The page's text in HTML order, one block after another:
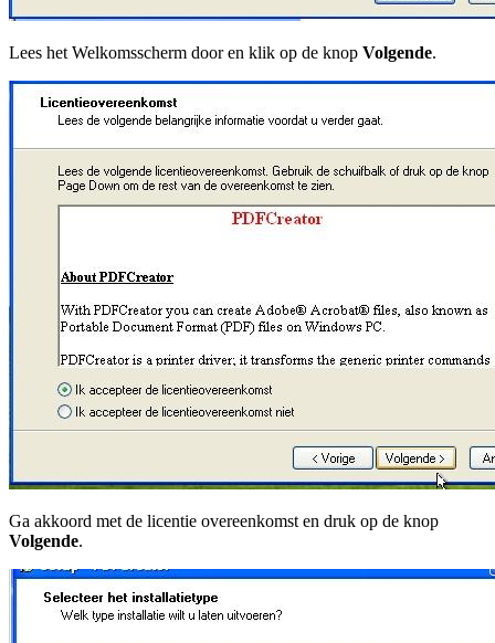
Lees het Welkomsscherm door en klik op de knop Volgende.
Ga akkoord met de licentie overeenkomst en druk op de knop
Volgende.